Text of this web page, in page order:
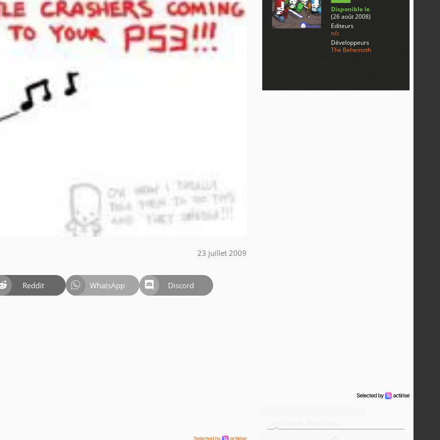
23 juillet 2009
Reddit WhatsApp Discord
Disponible le
(26 août 2008)
Editeurs
n/c
Développeurs
The Behemoth